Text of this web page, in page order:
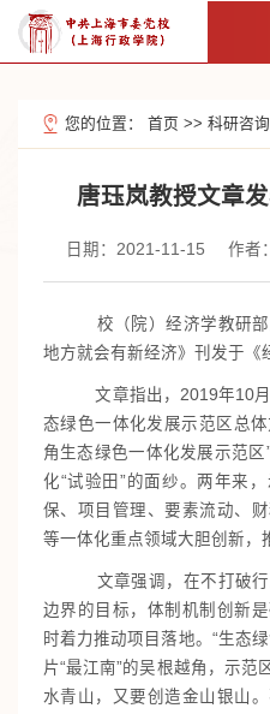
您的位置： 首页 >> 科研咨询
唐珏岚教授文章
日期：2021-11-15 作者：
校（院）经济学教研部
地方就会有新经济》刊发于《
文章指出，2019年10
态绿色一体化发展示范区总
角生态绿色一体化发展示范
化“试验田”的面纱。两年来
保、项目管理、要素流动、
等一体化重点领域大胆创新，
文章强调，在不打破行
边界的目标，体制机制创新
时着力推动项目落地。“生态
片“最江南”的吴根越角，示范
水青山，又要创造金山银山